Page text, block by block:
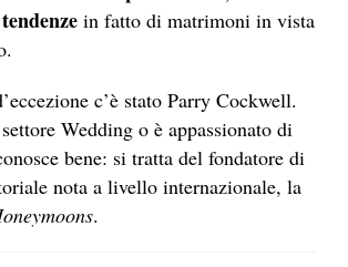
in fatto di matrimoni in vista
c’è stato Parry Cockwell.
Wedding o è appassionato di
bene: si tratta del fondatore di
nota a livello internazionale, la
.